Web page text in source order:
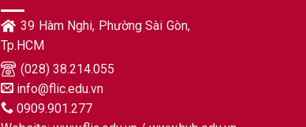
39 Hàm Nghi, Phường Sài Gòn,
Tp.HCM
(028) 38.214.055
info@flic.edu.vn
0909.901.277